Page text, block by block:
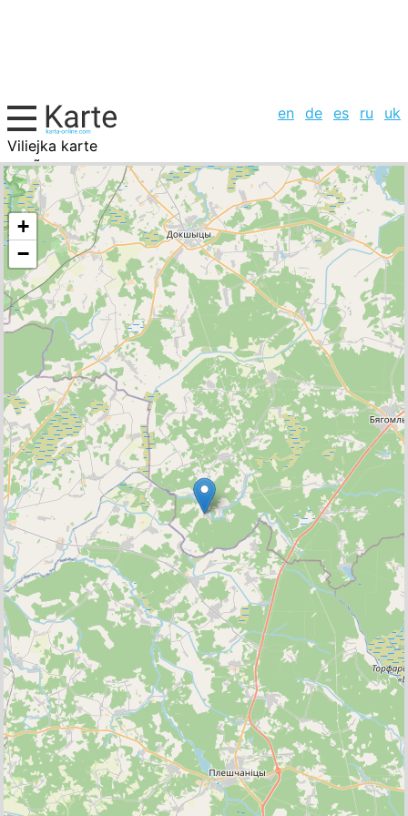
en de es ru
uk
Viliejka karte
WeiÃrussland, Städte-Liste
+
−